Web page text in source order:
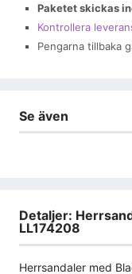
Paketet skickas
Kontrollera
Pengarna tillbaka
Se även
Detaljer:
LL174208
Herrsandaler med